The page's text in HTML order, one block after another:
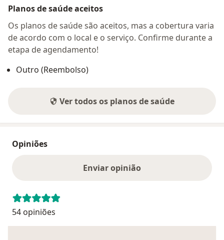
Planos de saúde aceitos
Os planos de saúde são aceitos, mas a cobertura varia
de acordo com o local e o serviço. Confirme durante a
etapa de agendamento!
Outro (Reembolso)
Ver todos os planos de saúde
Opiniões
Enviar opinião
54 opiniões